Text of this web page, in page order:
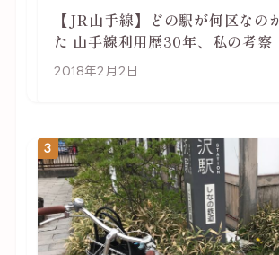
【JR山手線】どの駅が何区なの
た 山手線利用歴30年、私の考察
2018年2月2日
3